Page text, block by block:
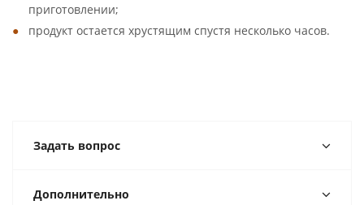
приготовлении;
продукт остается хрустящим спустя несколько часов.
Задать вопрос
Дополнительно